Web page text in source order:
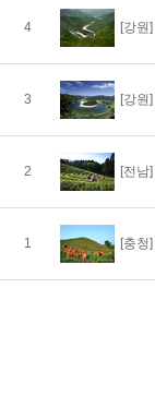
4 [강원]
3 [강원]
2 [전남]
1 [충청]